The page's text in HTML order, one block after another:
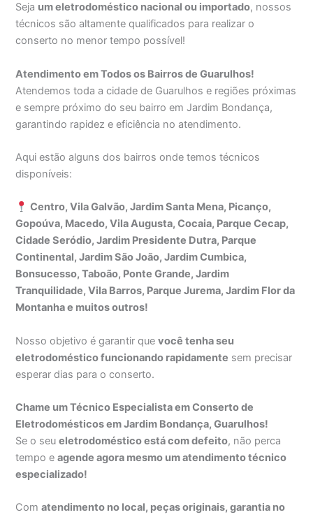
Seja um eletrodoméstico nacional ou importado, nossos
técnicos são altamente qualificados para realizar o
conserto no menor tempo possível!
Atendimento em Todos os Bairros de Guarulhos!
Atendemos toda a cidade de Guarulhos e regiões próximas
e sempre próximo do seu bairro em Jardim Bondança,
garantindo rapidez e eficiência no atendimento.
Aqui estão alguns dos bairros onde temos técnicos
disponíveis:
Centro, Vila Galvão, Jardim Santa Mena, Picanço,
Gopoúva, Macedo, Vila Augusta, Cocaia, Parque Cecap,
Cidade Seródio, Jardim Presidente Dutra, Parque
Continental, Jardim São João, Jardim Cumbica,
Bonsucesso, Taboão, Ponte Grande, Jardim
Tranquilidade, Vila Barros, Parque Jurema, Jardim Flor da
Montanha e muitos outros!
Nosso objetivo é garantir quevocê tenha seu
eletrodoméstico funcionando rapidamente sem precisar
esperar dias para o conserto.
Chame um Técnico Especialista em Conserto de
Eletrodomésticos em Jardim Bondança, Guarulhos!
Se o seueletrodoméstico está com defeito, não perca
tempo eagende agora mesmo um atendimento técnico
especializado!
Comatendimento no local, peças originais, garantia no